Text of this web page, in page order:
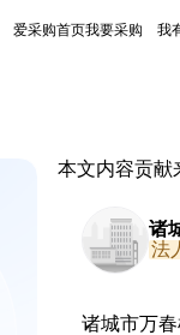
爱采购首页我要采购 我
本文内容贡献
诸
法
诸城市万